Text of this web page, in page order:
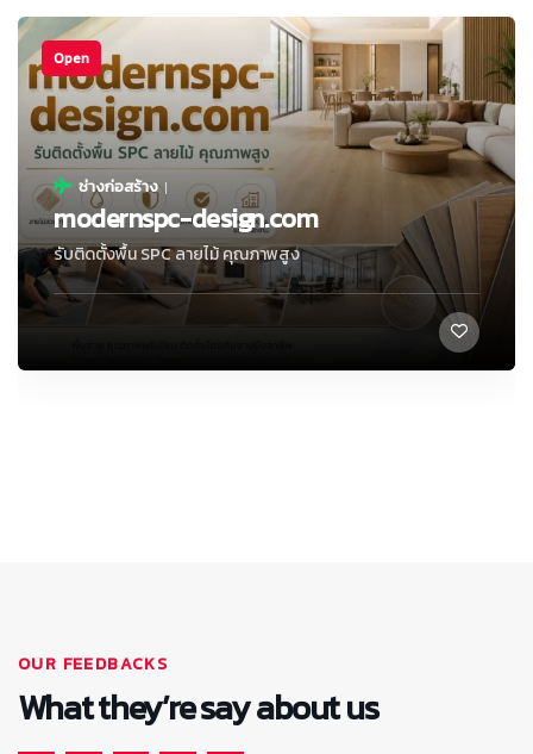
Open
ช่างก่อสร้าง
modernspc-design.com
รับติดตั้งพื้น SPC ลายไม้ คุณภาพสูง
เมืองกาฬสินธุ์
OUR FEEDBACKS
What they’re say about us